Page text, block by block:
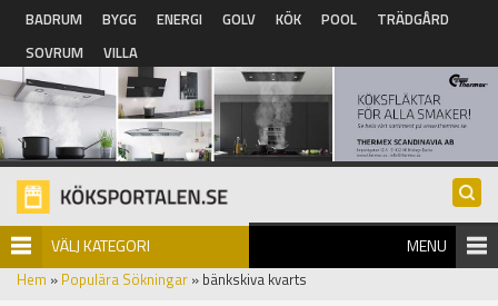
Hoppa till huvudinnehåll
BADRUM BYGG ENERGI GOLV KÖK POOL
TRÄDGÅRD
SOVRUM
VILLA
VÄLJ KATEGORI MENU
Hem » Populära Sökningar » bänkskiva kvarts